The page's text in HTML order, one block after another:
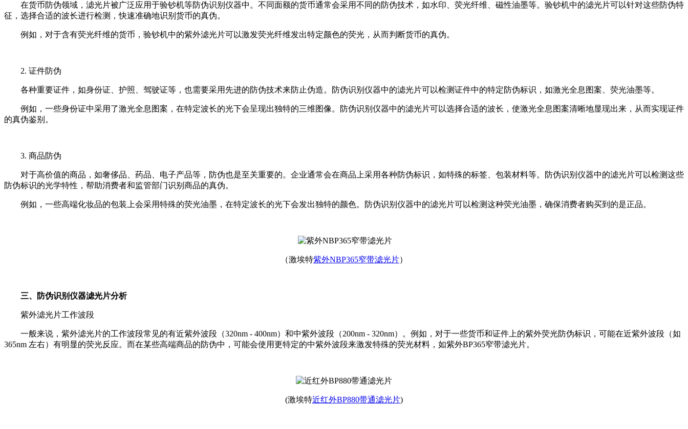
在货币防伪领域，滤光片被广泛应用于验钞机等防伪识别仪器中。不同面额的货币通常会采用不同的防伪技术，如水印、荧光纤维、磁性油墨等。验钞机中的滤光片可以针对这些防伪特
征，选择合适的波长进行检测，快速准确地识别货币的真伪。
例如，对于含有荧光纤维的货币，验钞机中的紫外滤光片可以激发荧光纤维发出特定颜色的荧光，从而判断货币的真伪。
2. 证件防伪
各种重要证件，如身份证、护照、驾驶证等，也需要采用先进的防伪技术来防止伪造。防伪识别仪器中的滤光片可以检测证件中的特定防伪标识，如激光全息图案、荧光油墨等。
例如，一些身份证中采用了激光全息图案，在特定波长的光下会呈现出独特的三维图像。防伪识别仪器中的滤光片可以选择合适的波长，使激光全息图案清晰地显现出来，从而实现证件
的真伪鉴别。
3. 商品防伪
对于高价值的商品，如奢侈品、药品、电子产品等，防伪也是至关重要的。企业通常会在商品上采用各种防伪标识，如特殊的标签、包装材料等。防伪识别仪器中的滤光片可以检测这些
防伪标识的光学特性，帮助消费者和监管部门识别商品的真伪。
例如，一些高端化妆品的包装上会采用特殊的荧光油墨，在特定波长的光下会发出独特的颜色。防伪识别仪器中的滤光片可以检测这种荧光油墨，确保消费者购买到的是正品。
（激埃特紫外NBP365窄带滤光片）
三、防伪识别仪器滤光片分析
紫外滤光片工作波段
一般来说，紫外滤光片的工作波段常见的有近紫外波段（320nm - 400nm）和中紫外波段（200nm - 320nm）。 例如，对于一些货币和证件上的紫外荧光防伪标识，可能在近紫外波段（如
365nm 左右）有明显的荧光反应。而在某些高端商品的防伪中，可能会使用更特定的中紫外波段来激发特殊的荧光材料，如紫外BP365窄带滤光片。
(激埃特近红外BP880带通滤光片)